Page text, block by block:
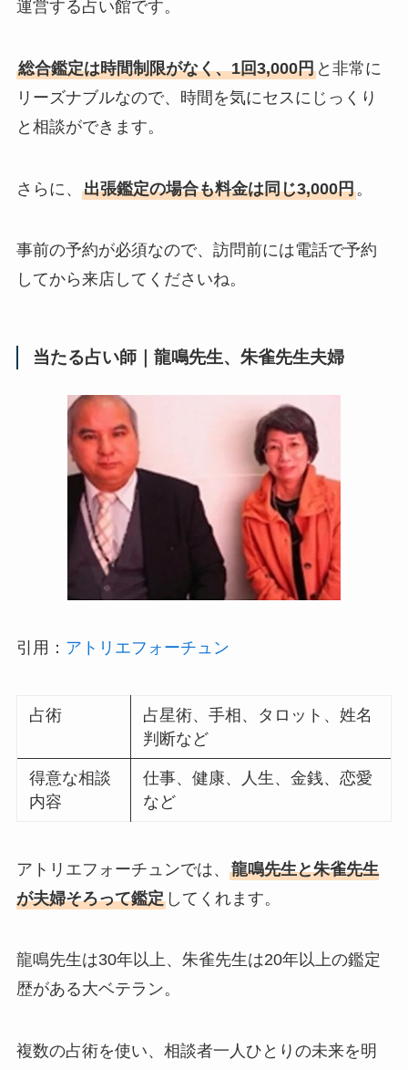
運営する占い館です。
総合鑑定は時間制限がなく、1回3,000円と非常に
リーズナブルなので、時間を気にセスにじっくり
と相談ができます。
さらに、 出張鑑定の場合も料金は同じ3,000円。
事前の予約が必須なので、訪問前には電話で予約
してから来店してくださいね。
当たる占い師｜龍鳴先生、朱雀先生夫婦
引用： アトリエフォーチュン
占術
占星術、手相、タロット、姓名
判断など
得意な相談
内容
仕事、健康、人生、金銭、恋愛
など
アトリエフォーチュンでは、 龍鳴先生と朱雀先生
が夫婦そろって鑑定してくれます。
龍鳴先生は30年以上、朱雀先生は20年以上の鑑定
歴がある大ベテラン。
複数の占術を使い、相談者一人ひとりの未来を明